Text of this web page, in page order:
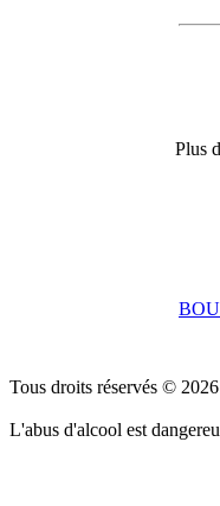
Plus
Tous droits réservés © 2026
L'abus d'alcool est